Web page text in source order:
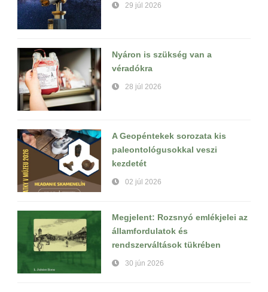
29 júl 2026
Nyáron is szükség van a
véradókra
28 júl 2026
A Geopéntekek sorozata kis
paleontológusokkal veszi
kezdetét
02 júl 2026
Megjelent: Rozsnyó emlékjelei az
államfordulatok és
rendszerváltások tükrében
30 jún 2026